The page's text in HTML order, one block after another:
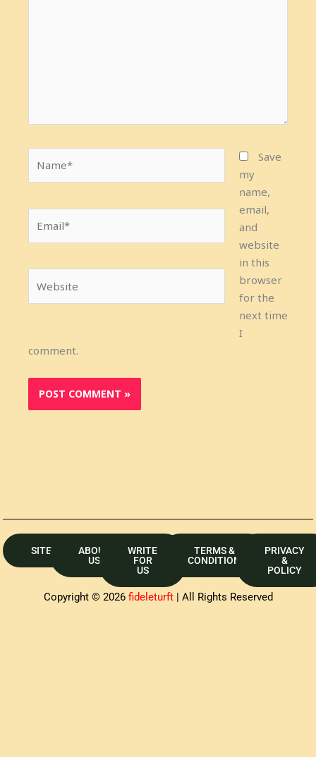
Save
my
name,
email,
and
website
in this
browser
for the
next time
I
comment.
Copyright © 2026 fideleturft| All Rights Reserved
SITEMAP
ABOUT
US
WRITE
FOR
US
TERMS &
CONDITION
PRIVACY
&
POLICY